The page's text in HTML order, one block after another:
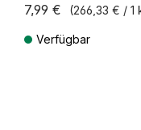
7,99 € (266,33 € / 1
Verfügbar